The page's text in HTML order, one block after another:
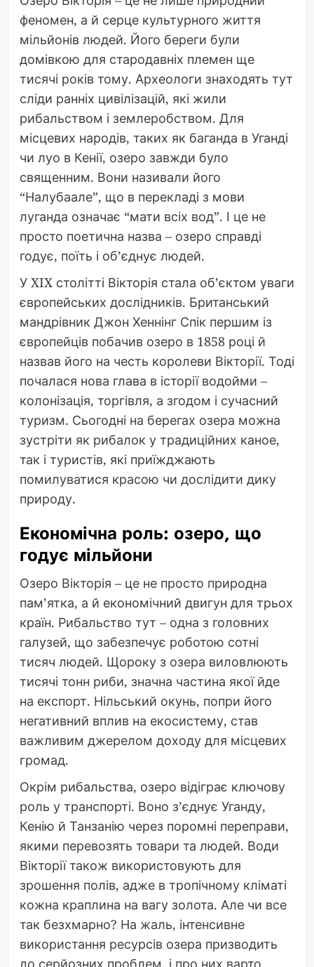
феномен, а й серце культурного життя
мільйонів людей. Його береги були
домівкою для стародавніх племен ще
тисячі років тому. Археологи знаходять тут
сліди ранніх цивілізацій, які жили
рибальством і землеробством. Для
місцевих народів, таких як баганда в Уганді
чи луо в Кенії, озеро завжди було
священним. Вони називали його
“Налубаале”, що в перекладі з мови
луганда означає “мати всіх вод”. І це не
просто поетична назва – озеро справді
годує, поїть і об’єднує людей.
У XIX столітті Вікторія стала об’єктом уваги
європейських дослідників. Британський
мандрівник Джон Хеннінг Спік першим із
європейців побачив озеро в 1858 році й
назвав його на честь королеви Вікторії. Тоді
почалася нова глава в історії водойми –
колонізація, торгівля, а згодом і сучасний
туризм. Сьогодні на берегах озера можна
зустріти як рибалок у традиційних каное,
так і туристів, які приїжджають
помилуватися красою чи дослідити дику
природу.
Економічна роль: озеро, що
годує мільйони
Озеро Вікторія – це не просто природна
пам’ятка, а й економічний двигун для трьох
країн. Рибальство тут – одна з головних
галузей, що забезпечує роботою сотні
тисяч людей. Щороку з озера виловлюють
тисячі тонн риби, значна частина якої йде
на експорт. Нільський окунь, попри його
негативний вплив на екосистему, став
важливим джерелом доходу для місцевих
громад.
Окрім рибальства, озеро відіграє ключову
роль у транспорті. Воно з’єднує Уганду,
Кенію й Танзанію через поромні переправи,
якими перевозять товари та людей. Води
Вікторії також використовують для
зрошення полів, адже в тропічному кліматі
кожна краплина на вагу золота. Але чи все
так безхмарно? На жаль, інтенсивне
використання ресурсів озера призводить